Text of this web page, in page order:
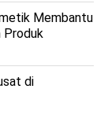
Membantu
Produk
di